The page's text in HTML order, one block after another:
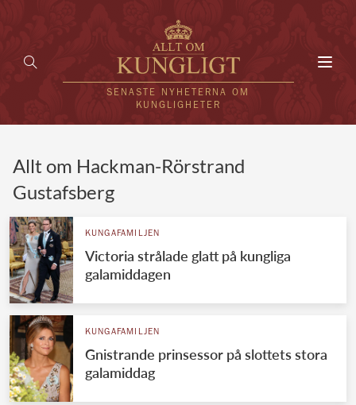
SENASTE NYHETERNA OM
KUNGLIGHETER
UTLÄNDSKT
KÄNDISAR
VÄRLDENS KUNGAHUS
Svenska kungahuset
Brittiska kungahuset
Norska kungahuset
Allt om Hackman-Rörstrand
Gustafsberg
KUNGAFAMILJEN
Victoria strålade glatt på kungliga
galamiddagen
KUNGAFAMILJEN
Gnistrande prinsessor på slottets stora
galamiddag